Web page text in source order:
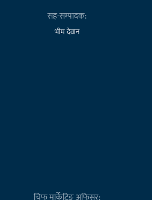
सह-सम्पादक:
भीम देवान